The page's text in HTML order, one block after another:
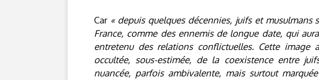
Car « depuis quelques décennies, juifs et
France, comme des ennemis de longue date, qui
entretenu des relations conflictuelles. Cette image
occultée, sous-estimée, de la coexistence entre
nuancée, parfois ambivalente, mais surtout